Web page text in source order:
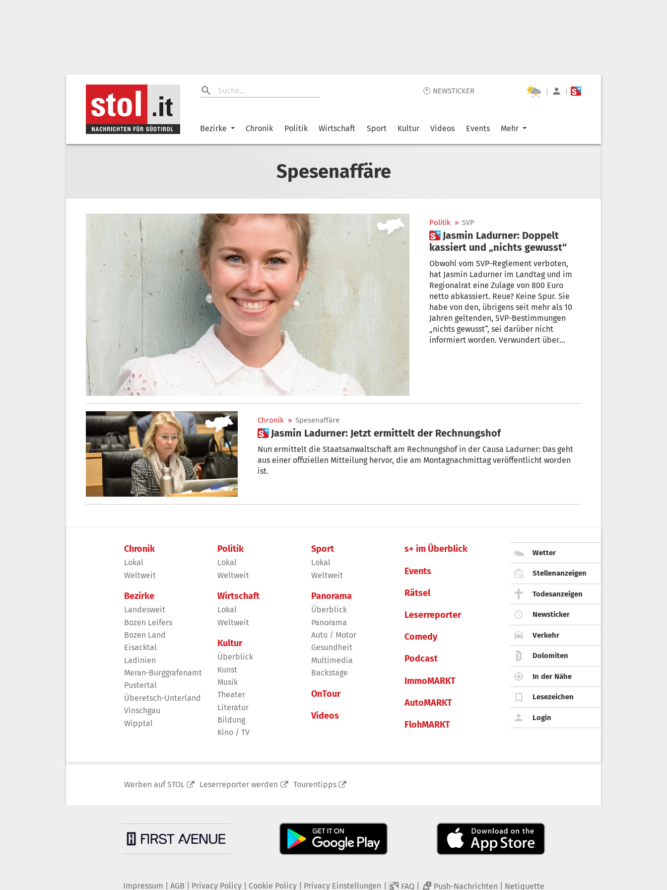
🕙 NEWSTICKER | |
Bezirke Chronik Politik Wirtschaft Sport Kultur Videos Events Mehr
Spesenaffäre
Politik » SVP
 Jasmin Ladurner: Doppelt
kassiert und „nichts gewusst“
Obwohl vom SVP-Reglement verboten,
hat Jasmin Ladurner im Landtag und im
Regionalrat eine Zulage von 800 Euro
netto abkassiert. Reue? Keine Spur. Sie
habe von den, übrigens seit mehr als 10
Jahren geltenden, SVP-Bestimmungen
„nichts gewusst“, sei darüber nicht
informiert worden. Verwundert über
Chronik » Spesenaffäre
 Jasmin Ladurner: Jetzt ermittelt der Rechnungshof
Nun ermittelt die Staatsanwaltschaft am Rechnungshof in der Causa Ladurner: Das geht
aus einer offiziellen Mitteilung hervor, die am Montagnachmittag veröffentlicht worden
ist.
Chronik
Lokal
Weltweit
Bezirke
Landesweit
Bozen Leifers
Bozen Land
Eisacktal
Ladinien
Meran-Burggrafenamt
Pustertal
Überetsch-Unterland
Vinschgau
Wipptal
Politik
Lokal
Weltweit
Wirtschaft
Lokal
Weltweit
Kultur
Überblick
Kunst
Musik
Theater
Literatur
Bildung
Kino / TV
Sport
Lokal
Weltweit
Panorama
Überblick
Panorama
Auto / Motor
Gesundheit
Multimedia
Backstage
OnTour
Videos
s+ im Überblick
Events
Rätsel
Leserreporter
Comedy
Podcast
ImmoMARKT
AutoMARKT
FlohMARKT
Wetter
Stellenanzeigen
Todesanzeigen
Newsticker
Verkehr
Dolomiten
In der Nähe
Lesezeichen
Login
Werben auf STOL Leserreporter werden Tourentipps
Impressum AGB Privacy Policy| Cookie Policy| Privacy Einstellungen FAQ 2 Push-Nachrichten Netiquette